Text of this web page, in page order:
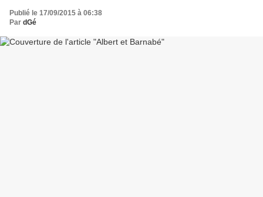
Publié le 17/09/2015 à 06:38
Par dGé